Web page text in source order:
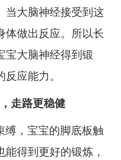
当大脑神经接受到这
体做出反应。所以长
宝大脑神经得到锻
应能力。
走路更稳健
缚，宝宝的脚底板触
得到更好的锻炼，